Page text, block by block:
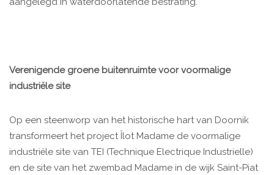
Verenigende groene buitenruimte voor voormalige
industriële site
Op een steenworp van het historische hart van Doornik
transformeert het project Îlot Madame de voormalige
industriële site van TEI (Technique Electrique Industrielle)
en de site van het zwembad Madame in de wijk Saint-Piat